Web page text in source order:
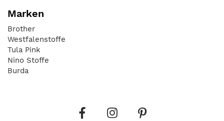
Marken
Brother
Westfalenstoffe
Tula Pink
Nino Stoffe
Burda